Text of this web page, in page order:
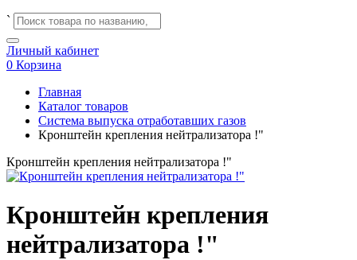
`
Личный кабинет
0 Корзина
Главная
Каталог товаров
Система выпуска отработавших газов
Кронштейн крепления нейтрализатора !"
Кронштейн крепления нейтрализатора !"
Кронштейн крепления
нейтрализатора !"